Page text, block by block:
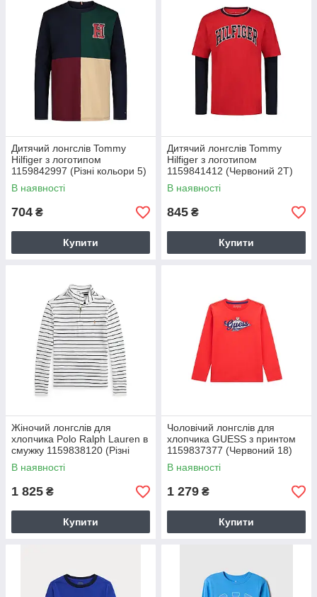
Дитячий лонгслів Tommy
Hilfiger з логотипом
1159842997 (Різні кольори 5)
В наявності
704 ₴
Купити
Дитячий лонгслів Tommy
Hilfiger з логотипом
1159841412 (Червоний 2T)
В наявності
845 ₴
Купити
Жіночий лонгслів для
хлопчика Polo Ralph Lauren в
смужку 1159838120 (Різні
кольори M)
В наявності
1 825 ₴
Купити
Чоловічий лонгслів для
хлопчика GUESS з принтом
1159837377 (Червоний 18)
В наявності
1 279 ₴
Купити